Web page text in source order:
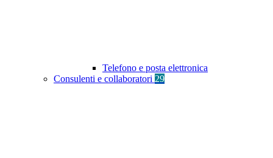
Telefono e posta elettronica
Consulenti e collaboratori 29